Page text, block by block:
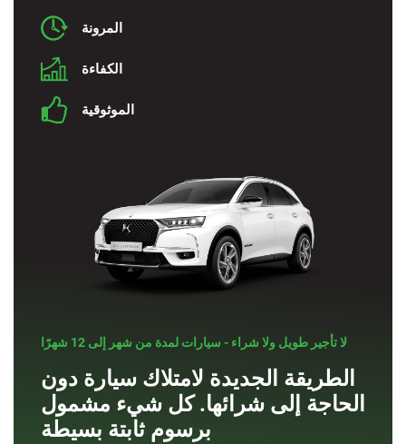
المرونة
الكفاءة
الموثوقية
لا تأجير طويل ولا شراء - سيارات لمدة من شهر إلى 12 شهرًا
الطريقة الجديدة لامتلاك سيارة دون
الحاجة إلى شرائها. كل شيء مشمول
برسوم ثابتة بسيطة